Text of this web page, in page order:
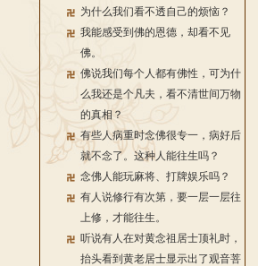
为什么我们看不透自己的烦恼？
我能感受到佛的恩德，却看不见
佛。
佛说我们每个人都有佛性，可为什
么我还是个凡夫，看不清世间万物
的真相？
有些人病重时念佛很专一，病好后
就不念了。这种人能往生吗？
念佛人能玩麻将、打牌娱乐吗？
有人说修行有次第，要一层一层往
上修，才能往生。
听说有人在对黄念祖居士顶礼时，
抬头看到黄老居士显示出了观音菩